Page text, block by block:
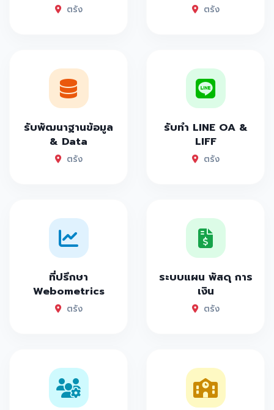
ตรัง ตรัง
รับพัฒนาฐานข้อมูล
& Data
ตรัง
รับทำ LINE OA &
LIFF
ตรัง
ที่ปรึกษา
Webometrics
ตรัง
ระบบแผน พัสดุ การ
เงิน
ตรัง